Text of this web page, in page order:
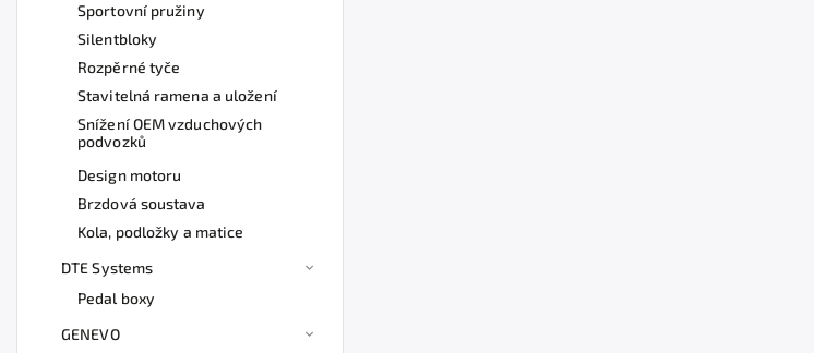
Sportovní pružiny
Silentbloky
Rozpěrné tyče
Stavitelná ramena a uložení
Snížení OEM vzduchových
podvozků
Design motoru
Brzdová soustava
Kola, podložky a matice
DTE Systems
Pedal boxy
GENEVO